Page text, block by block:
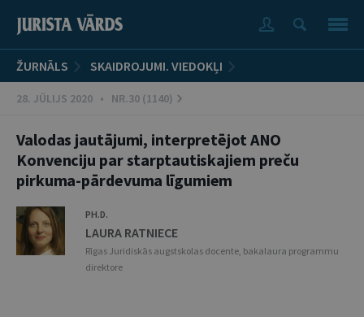
ŽURNĀLS SKAIDROJUMI. VIEDOKĻI
28. JŪLIJS 2020 • NR.30 (1140)
Valodas jautājumi, interpretējot ANO
Konvenciju par starptautiskajiem preču
pirkuma-pārdevuma līgumiem
PH.D.
LAURA RATNIECE
Rīgas Juridiskās augstskolas docente, bakalaura programmu
direktore